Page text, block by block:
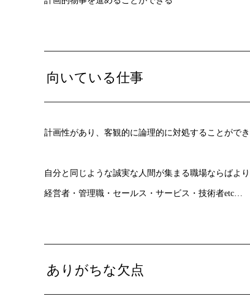
向いている仕事
計画性があり、客観的に論理的に対処することがで
自分と同じような誠実な人間が集まる職場ならばよ
経営者・管理職・セールス・サービス・技術者etc…
ありがちな欠点